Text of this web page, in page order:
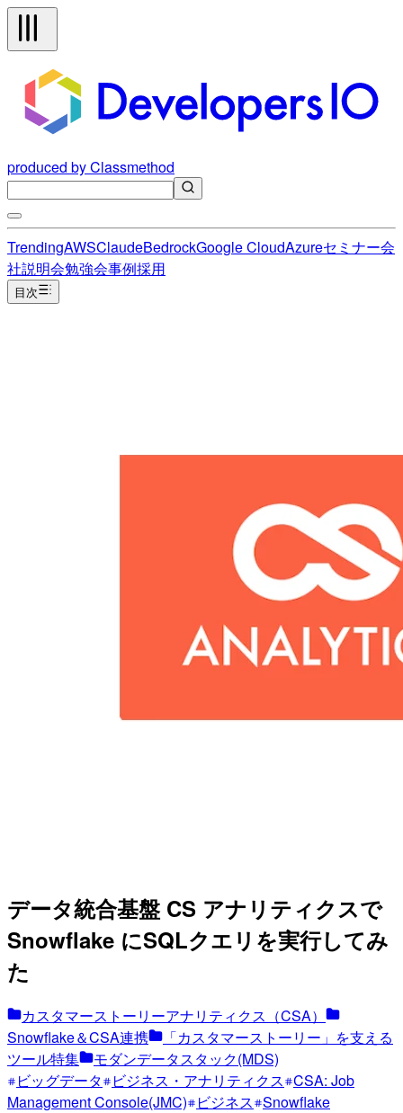
produced by Classmethod
TrendingAWSClaudeBedrockGoogle CloudAzureセミナー会
社説明会勉強会事例採用
目次
データ統合基盤 CS アナリティクスで
Snowflake にSQLクエリを実行してみ
た
カスタマーストーリーアナリティクス（CSA）
Snowflake＆CSA連携
「カスタマーストーリー」を支える
ツール特集
モダンデータスタック(MDS)
ビッグデータ
ビジネス・アナリティクス CSA: Job
Management Console(JMC)
ビジネス Snowflake